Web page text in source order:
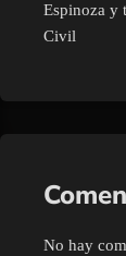
Espinoza y
Civil
No hay